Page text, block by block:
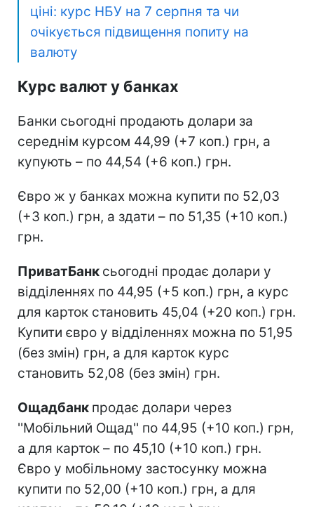
ціні: курс НБУ на 7 серпня та чи
очікується підвищення попиту на
валюту
Курс валют у банках
Банки сьогодні продають долари за
середнім курсом 44,99 (+7 коп.) грн, а
купують – по 44,54 (+6 коп.) грн.
Євро ж у банках можна купити по 52,03
(+3 коп.) грн, а здати – по 51,35 (+10 коп.)
грн.
ПриватБанк сьогодні продає долари у
відділеннях по 44,95 (+5 коп.) грн, а курс
для карток становить 45,04 (+20 коп.) грн.
Купити євро у відділеннях можна по 51,95
(без змін) грн, а для карток курс
становить 52,08 (без змін) грн.
Ощадбанк продає долари через
''Мобільний Ощад'' по 44,95 (+10 коп.) грн,
а для карток – по 45,10 (+10 коп.) грн.
Євро у мобільному застосунку можна
купити по 52,00 (+10 коп.) грн, а для